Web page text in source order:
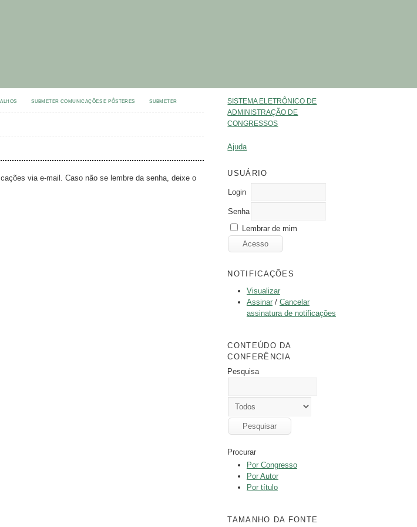
SISTEMA ELETRÔNICO DE
ADMINISTRAÇÃO DE
CONGRESSOS
Ajuda
USUÁRIO
Login
Senha
Lembrar de mim
NOTIFICAÇÕES
Visualizar
Assinar/ Cancelar
assinatura de notificações
CONTEÚDO DA
CONFERÊNCIA
Pesquisa
Procurar
Por Congresso
Por Autor
Por título
TAMANHO DA FONTE
SUBMETER COMUNICAÇÕES E PÔSTERES SUBMETER
via e-mail. Caso não se lembre da senha, deixe o